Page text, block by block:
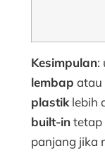
Kesimpulan:
lembap atau
plastiklebih
built-intetap
panjang jika